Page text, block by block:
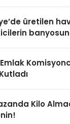
üretilen
Kutladı
Kilo